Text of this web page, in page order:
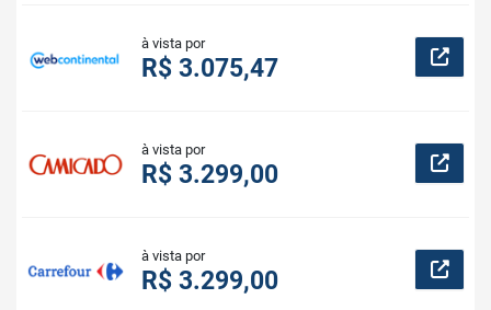
à vista por
R$ 3.075,47
à vista por
R$ 3.299,00
à vista por
R$ 3.299,00